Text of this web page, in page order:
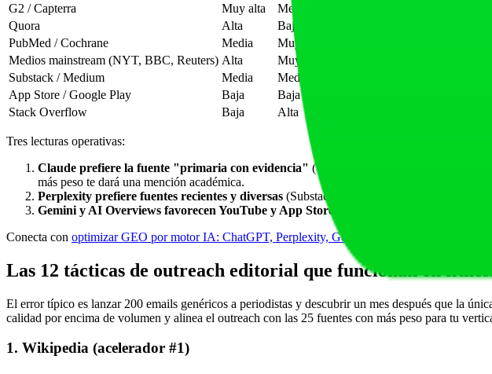
G2 / Capterra
Muy alta Media
Quora
Alta Baja
PubMed / Cochrane
Media Muy alta
Medios mainstream (NYT, BBC, Reuters) Alta Muy alta
Substack / Medium
Media Media
App Store / Google Play
Baja Baja
Stack Overflow
Baja Alta
Tres lecturas operativas:
Claude prefiere la fuente "primaria con evidencia" (Wikipedia, Cochrane, PubMed,
más peso te dará una mención académica.
Perplexity prefiere fuentes recientes y diversas (Substack, Medium, LinkedIn, G2). Es
Gemini y AI Overviews favorecen YouTube y App Store
por su acceso natal al
Conecta con optimizar GEO por motor IA: ChatGPT, Perplexity, Gemini, Google AI Mode
Las 12 tácticas de outreach editorial que funcionan en
El error típico es lanzar 200 emails genéricos a periodistas y descubrir un mes después que la
calidad por encima de volumen y alinea el outreach con las 25 fuentes con más peso para tu
1. Wikipedia (acelerador #1)